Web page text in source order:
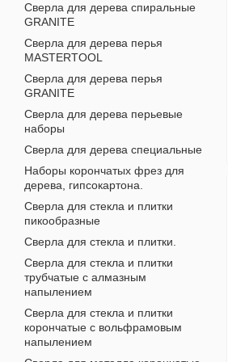
Сверла для дерева спиральные
GRANITE
Сверла для дерева перья
MASTERTOOL
Сверла для дерева перья
GRANITE
Сверла для дерева перьевые
наборы
Сверла для дерева специальные
Наборы корончатых фрез для
дерева, гипсокартона.
Сверла для стекла и плитки
пикообразные
Сверла для стекла и плитки.
Сверла для стекла и плитки
трубчатые с алмазным
напылением
Сверла для стекла и плитки
корончатые с вольфрамовым
напылением